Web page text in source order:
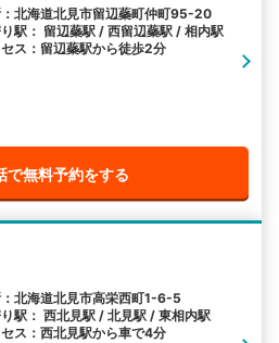
北海道北見市留辺蘂町仲町95-20
駅： 留辺蘂駅 / 西留辺蘂駅 / 相内駅
ス：留辺蘂駅から徒歩2分
で無料予約をする
北海道北見市高栄西町1-6-5
駅： 西北見駅 / 北見駅 / 東相内駅
ス：西北見駅から車で4分